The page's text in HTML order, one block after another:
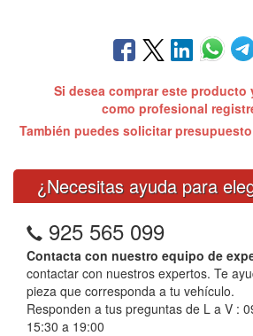
Si desea comprar este
como profesional
También puedes solicitar
¿Necesitas ayuda para
925 565 099
Contacta con nuestro equipo de
contactar con nuestros expertos. Te
pieza que corresponda a tu vehículo.
Responden a tus preguntas de L a V :
15:30 a 19:00